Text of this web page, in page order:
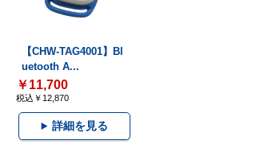
【CHW-TAG4001】Bl
uetooth A...
￥11,700
税込￥12,870
詳細を見る